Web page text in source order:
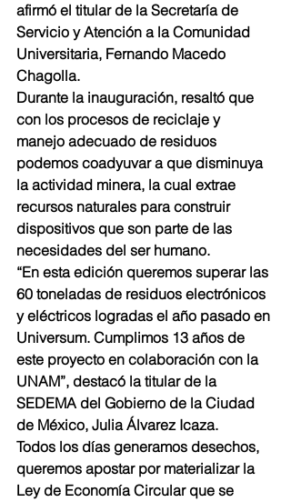
afirmó el titular de la Secretaría de
Servicio y Atención a la Comunidad
Universitaria, Fernando Macedo
Chagolla.
Durante la inauguración, resaltó que
con los procesos de reciclaje y
manejo adecuado de residuos
podemos coadyuvar a que disminuya
la actividad minera, la cual extrae
recursos naturales para construir
dispositivos que son parte de las
necesidades del ser humano.
“En esta edición queremos superar las
60 toneladas de residuos electrónicos
y eléctricos logradas el año pasado en
Universum. Cumplimos 13 años de
este proyecto en colaboración con la
UNAM”, destacó la titular de la
SEDEMA del Gobierno de la Ciudad
de México, Julia Álvarez Icaza.
Todos los días generamos desechos,
queremos apostar por materializar la
Ley de Economía Circular que se